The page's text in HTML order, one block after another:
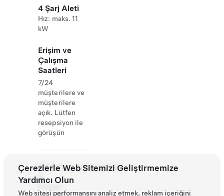
4 Şarj Aleti
Hız: maks. 11
kW
Erişim ve
Çalışma
Saatleri
7/24
müşterilere ve
müşterilere
açık. Lütfen
resepsiyon ile
görüşün
Website
&
4992818186362
Çerezlerle Web Sitemizi Geliştirmemize
Yardımcı Olun
Web sitesi performansını analiz etmek, reklam içeriğini